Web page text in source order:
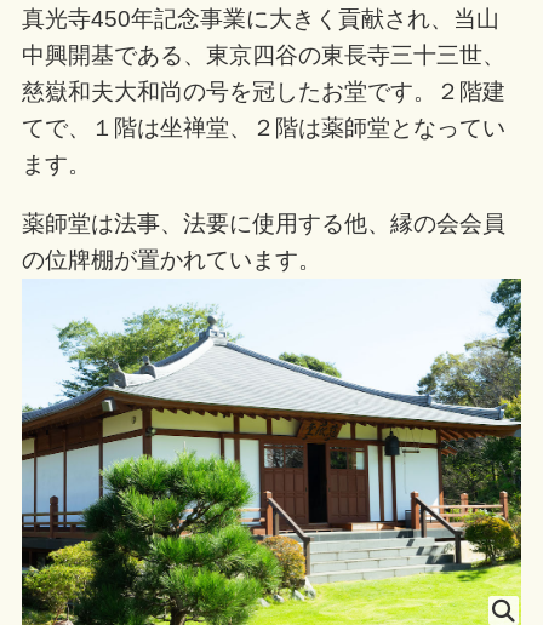
真光寺450年記念事業に大きく貢献され、当山
中興開基である、東京四谷の東長寺三十三世、
慈嶽和夫大和尚の号を冠したお堂です。２階建
てで、１階は坐禅堂、２階は薬師堂となってい
ます。
薬師堂は法事、法要に使用する他、縁の会会員
の位牌棚が置かれています。